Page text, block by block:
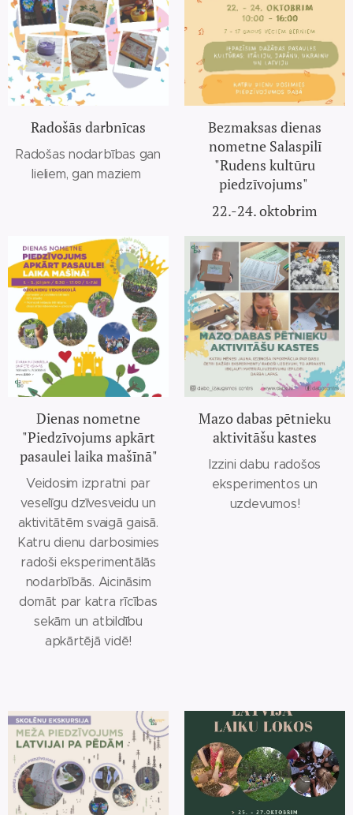
Radošās darbnīcas
Radošas nodarbības gan
lieliem, gan maziem
Bezmaksas dienas
nometne Salaspilī
"Rudens kultūru
piedzīvojums"
22.-24. oktobrim
Dienas nometne
"Piedzīvojums apkārt
pasaulei laika mašīnā"
Veidosim izpratni par
veselīgu dzīvesveidu un
aktivitātēm svaigā gaisā.
Katru dienu darbosimies
radoši eksperimentālās
nodarbībās. Aicināsim
domāt par katra rīcības
sekām un atbildību
apkārtējā vidē!
Mazo dabas pētnieku
aktivitāšu kastes
Izzini dabu radošos
eksperimentos un
uzdevumos!